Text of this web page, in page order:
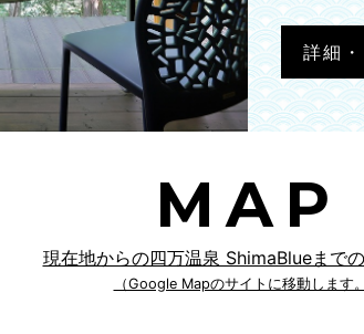
詳細
MAP
現在地からの四万温泉 ShimaBlueまで
（Google Mapのサイトに移動します。